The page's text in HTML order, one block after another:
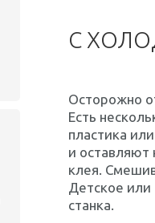
С
Осторожно
Есть
пластика
и оставляют
клея.
Детское или
станка.